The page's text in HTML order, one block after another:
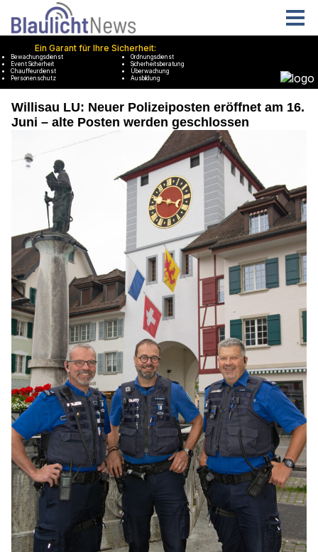
Willisau LU: Neuer Polizeiposten eröffnet am 16.
Juni – alte Posten werden geschlossen